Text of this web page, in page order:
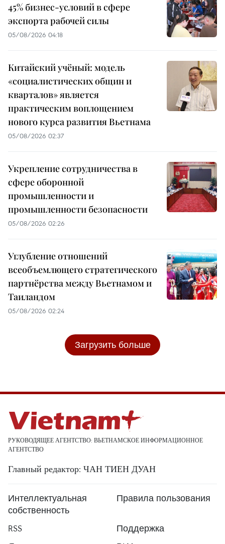
45% бизнес-условий в сфере
экспорта рабочей силы
05/08/2026 04:18
Китайский учёный: модель
«социалистических общин и
кварталов» является
практическим воплощением
нового курса развития Вьетнама
05/08/2026 02:37
Укрепление сотрудничества в
сфере оборонной
промышленности и
промышленности безопасности
05/08/2026 02:26
Углубление отношений
всеобъемлющего стратегического
партнёрства между Вьетнамом и
Таиландом
05/08/2026 02:24
Загрузить больше
РУКОВОДЯЩЕЕ АГЕНТСТВО: ВЬЕТНАМСКОЕ ИНФОРМАЦИОННОЕ
АГЕНТСТВО
Главный редактор: ЧАН ТИЕН ДУАН
Интеллектуальная
собственность
Правила пользования
RSS
Поддержка